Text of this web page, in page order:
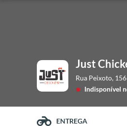
Just
Rua Peixoto,
lens Indisponível
ENTREGA